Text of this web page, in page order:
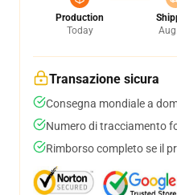
Production
Today
Transazione sicura
Consegna mondiale a
Numero di tracciamento
Rimborso completo se il